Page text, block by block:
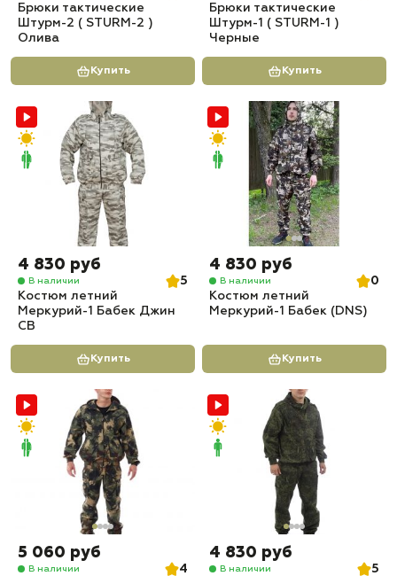
Брюки тактические
Штурм-2 ( STURM-2 )
Олива
Купить
Брюки тактические
Штурм-1 ( STURM-1 )
Черные
Купить
4 830 руб
В наличии
5
Костюм летний
Меркурий-1 Бабек Джин
СВ
Купить
4 830 руб
В наличии
0
Костюм летний
Меркурий-1 Бабек (DNS)
Купить
5 060 руб
В наличии
4
4 830 руб
В наличии
5